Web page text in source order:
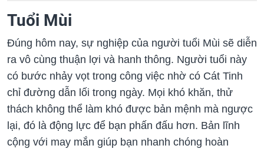
Tuổi Mùi
Đúng hôm nay, sự nghiệp của người tuổi Mùi sẽ diễn
ra vô cùng thuận lợi và hanh thông. Người tuổi này
có bước nhảy vọt trong công việc nhờ có Cát Tinh
chỉ đường dẫn lối trong ngày. Mọi khó khăn, thử
thách không thể làm khó được bản mệnh mà ngược
lại, đó là động lực để bạn phấn đấu hơn. Bản lĩnh
cộng với may mắn giúp bạn nhanh chóng hoàn